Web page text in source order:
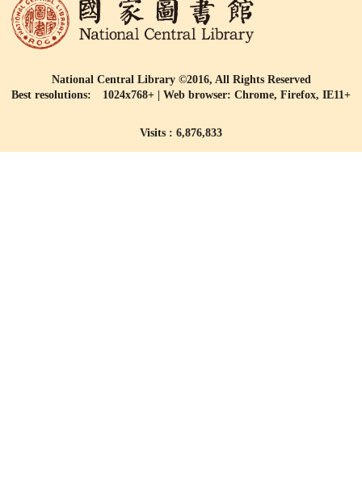
National Central Library ©2016, All Rights Reserved
Best resolutions: 1024x768+ | Web browser: Chrome, Firefox, IE11+
Visits : 6,876,833